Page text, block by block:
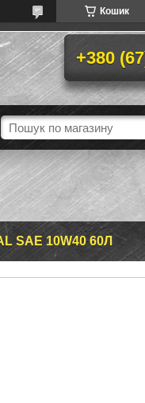
Кошик
+380
SAE 10W40 60Л